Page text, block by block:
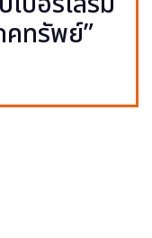
คทรัพย์”